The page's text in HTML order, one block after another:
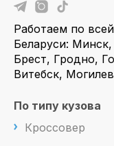
Работаем по всей
Беларуси: Минск,
Брест, Гродно,
Витебск,
По типу кузова
Кроссовер